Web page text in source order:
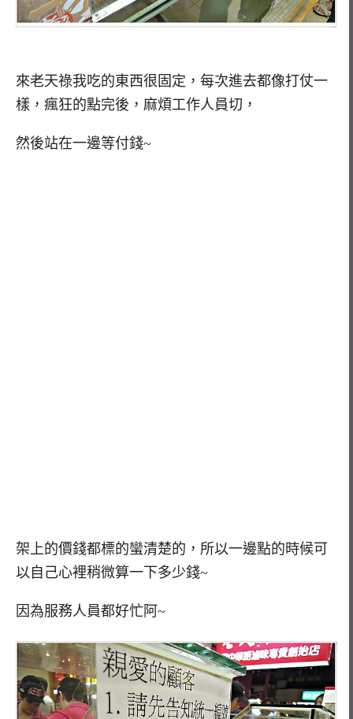
來老天祿我吃的東西很固定，每次進去都像打仗一
樣，瘋狂的點完後，麻煩工作人員切，
然後站在一邊等付錢~
架上的價錢都標的蠻清楚的，所以一邊點的時候可
以自己心裡稍微算一下多少錢~
因為服務人員都好忙阿~